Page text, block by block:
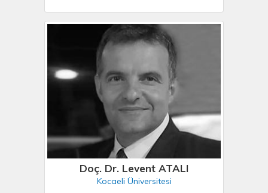
Doç. Dr. Levent ATALI
Kocaeli Üniversitesi